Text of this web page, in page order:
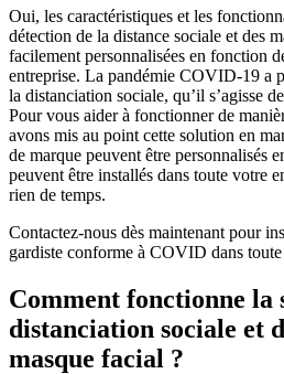
Oui, les caractéristiques et les
détection de la distance sociale et des
facilement personnalisées en fonction
entreprise. La pandémie COVID-19 a
la distanciation sociale, qu’il s’agisse
Pour vous aider à fonctionner de
avons mis au point cette solution en
de marque peuvent être personnalisés
peuvent être installés dans toute votre
rien de temps.
Contactez-nous dès maintenant pour
gardiste conforme à COVID dans
Comment fonctionne la
distanciation sociale et
masque facial ?